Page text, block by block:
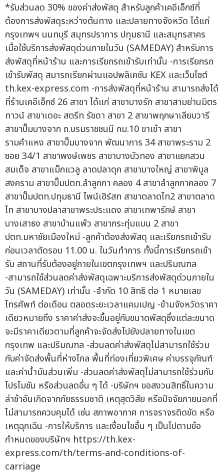
*รับส่วนลด 30% ของค่าส่งพัสดุ สำหรับลูกค้าเคอีเอ็กซ์ที่
ต้องการส่งพัสดุระหว่างต้นทาง และปลายทางจังหวัด ได้แก่
กรุงเทพฯ นนทบุรี สมุทรปราการ ปทุมธานี และสมุทรสาคร
เมื่อใช้บริการส่งพัสดุด่วนภายในวัน (SAMEDAY) สำหรับการ
ส่งพัสดุที่หน้าร้าน และการเรียกรถเข้ารับเท่านั้น -การเรียกรถ
เข้ารับพัสดุ สมารถเรียกผ่านแอปพลิเคชัน KEX และเว็บไซต์
th.kex-express.com -การส่งพัสดุที่หน้าร้าน สามารถส่งได้
ที่ร้านเคอีเอ็กซ์ 26 สาขา ได้แก่ สาขาบางรัก สาขาสามย่านมิตร
ทาวน์ สาขาเดอะ สตรีท รัชดา สาขา 2 สาขาพฤกษาเลียบวารี
สาขาปั๊มบางจาก ถ.บรมราชชนนี กม.10 ขาเข้า สาขา
รามคำแหง สาขาปั๊มบางจาก พัฒนาการ 34 สาขาพระราม 2
ซอย 34/1 สาขาพงษ์เพชร สาขาบางบัวทอง สาขาแยกสวน
สมเด็จ สาขาแม็กแวลู ลาดปลาดุก สาขาบางใหญ่ สาขาพิบูล
สงคราม สาขาปั๊มปตท.ลำลูกกา คลอง 4 สาขาลำลูกกาคลอง 7
สาขาปั๊มปตท.ปทุมธานี ไพน์เฮิร์สท สาขาตลาดไท2 สาขาตลาด
ไท สาขาบางปลาสาขาพระประแดง สาขาเทพารักษ์ สาขา
บางเสาธง สาขาบ้านแพ้ว สาขากระทุ่มแบน 2 สาขา
ปตท.มหาชัยเมืองใหม่ -ลูกค้าต้องส่งพัสดุ และเรียกรถเข้ารับ
ก่อนเวลาตัดรอบ 11.00 น. ในวันทำการ ทั้งนี้การเรียกรถเข้า
รับ สถานที่รับต้องอยู่ภายในเขตกรุงเทพฯ และปริมณฑล
-สามารถใช้ส่วนลดค่าส่งพัสดุเฉพาะบริการส่งพัสดุด่วนภายใน
วัน (SAMEDAY) เท่านั้น -จำกัด 10 สิทธิ ต่อ 1 หมายเลข
โทรศัพท์ ต่อเดือน ตลอดระยะเวลาแคมเปญ -ข้ามจังหวัดราคา
เดียวหมายถึง ราคาค่าส่งจะขึ้นอยู่กับขนาดพัสดุซึ่งแต่ละขนาด
จะมีราคาเดียวตามที่ลูกค้าจะจัดส่งไปยังปลายทางในเขต
กรุงเทพ และปริมณฑล -ส่วนลดค่าส่งพัสดุไม่สามารถใช้ร่วม
กับค่าจัดส่งพื้นที่ห่างไกล พื้นที่ท่องเที่ยวพิเศษ ค่าบรรจุภัณฑ์
และค่าน้ำมันส่วนเพิ่ม -ส่วนลดค่าส่งพัสดุไม่สามารถใช้ร่วมกับ
โปรโมชัน หรือส่วนลดอื่น ๆ ได้ -บริษัทฯ ขอสงวนสิทธิ์ในความ
ล่าช้าอันเกิดจากภัยธรรมชาติ เหตุสุดวิสัย หรือปัจจัยภายนอกที่
ไม่สามารถควบคุมได้ เช่น สภาพอากาศ การจราจรติดขัด หรือ
เหตุฉุกเฉิน -การให้บริการ และเงื่อนไขอื่น ๆ เป็นไปตามข้อ
กำหนดของบริษัทฯ https://th.kex-
express.com/th/terms-and-conditions-of-
carriage